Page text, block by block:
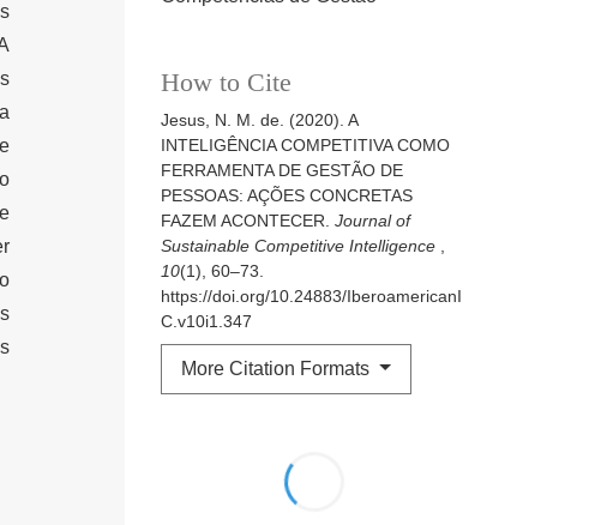
How to Cite
Jesus, N. M. de. (2020). A
INTELIGÊNCIA COMPETITIVA COMO
FERRAMENTA DE GESTÃO DE
PESSOAS: AÇÕES CONCRETAS
FAZEM ACONTECER. Journal of
Sustainable Competitive Intelligence
10(1), 60–73.
https://doi.org/10.24883/IberoamericanI
C.v10i1.347
More Citation Formats